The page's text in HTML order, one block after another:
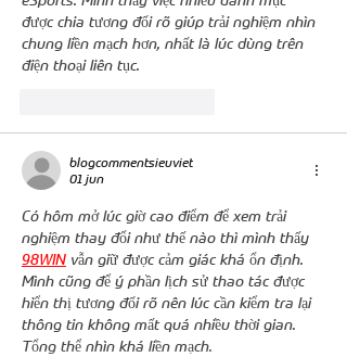
được chia tương đối rõ giúp trải nghiệm nhìn
chung liền mạch hơn, nhất là lúc dùng trên
điện thoại liên tục.
blogcommentsieuviet
01 jun
Có hôm mở lúc giờ cao điểm để xem trải
nghiệm thay đổi như thế nào thì mình thấy
98WIN vẫn giữ được cảm giác khá ổn định.
Mình cũng để ý phần lịch sử thao tác được
hiển thị tương đối rõ nên lúc cần kiểm tra lại
thông tin không mất quá nhiều thời gian.
Tổng thể nhìn khá liền mạch.